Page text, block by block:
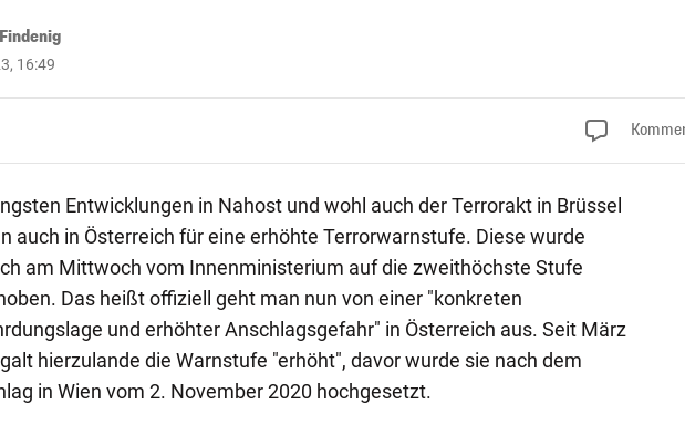
16:49
Entwicklungen in Nahost und wohl auch der Terrorakt in Brüssel
auch in Österreich für eine erhöhte Terrorwarnstufe. Diese wurde
am Mittwoch vom Innenministerium auf die zweithöchste Stufe
Das heißt offiziell geht man nun von einer "konkreten
und erhöhter Anschlagsgefahr" in Österreich aus. Seit März
hierzulande die Warnstufe "erhöht", davor wurde sie nach dem
in Wien vom 2. November 2020 hochgesetzt.